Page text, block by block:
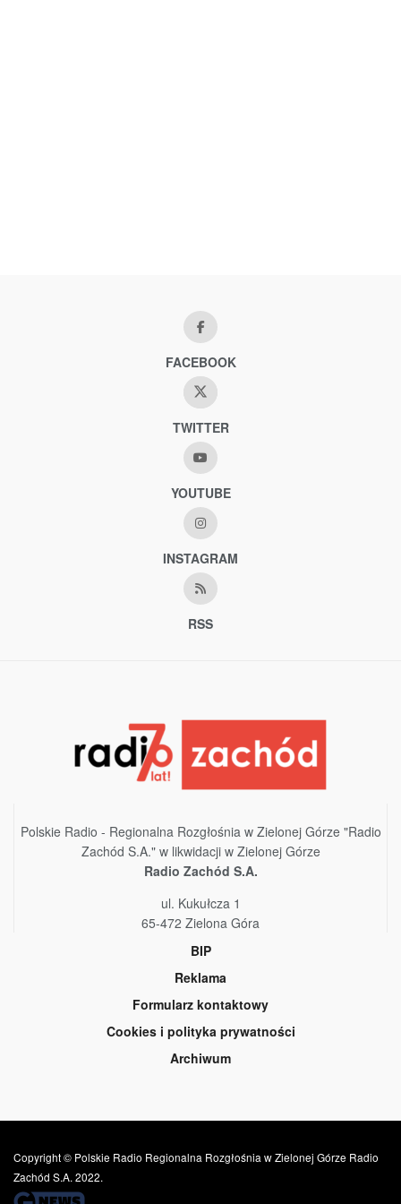
FACEBOOK
TWITTER
YOUTUBE
INSTAGRAM
RSS
Polskie Radio - Regionalna Rozgłośnia w Zielonej Górze "Radio
Zachód S.A." w likwidacji w Zielonej Górze
Radio Zachód S.A.
ul. Kukułcza 1
65-472 Zielona Góra
BIP
Reklama
Formularz kontaktowy
Cookies i polityka prywatności
Archiwum
Copyright © Polskie Radio Regionalna Rozgłośnia w Zielonej Górze Radio
Zachód S.A. 2022.